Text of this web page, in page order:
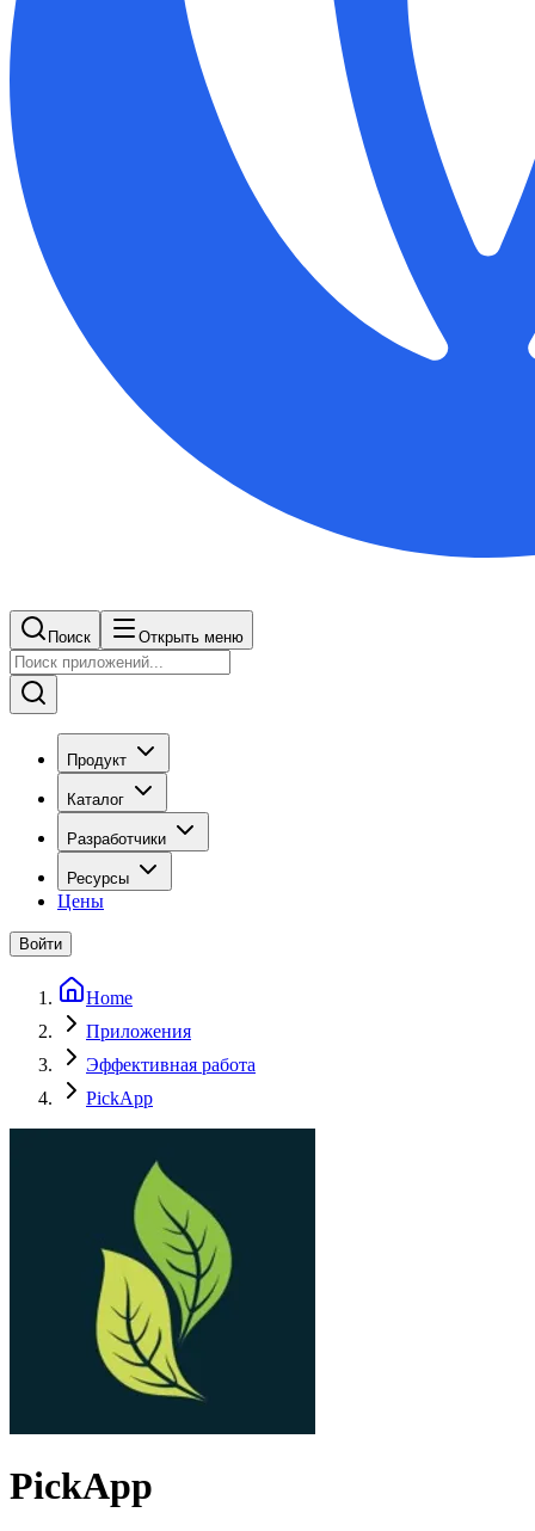
Поиск Открыть меню
Продукт
Каталог
Разработчики
Ресурсы
Цены
Войти
Home
Приложения
Эффективная работа
PickApp
PickApp